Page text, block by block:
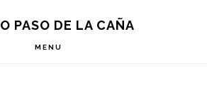
PASO DE LA CAÑA
MENU